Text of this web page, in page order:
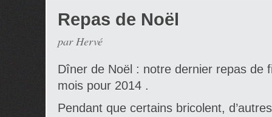
Repas de Noël
par Hervé
Dîner de Noël : notre dernier repas de
mois pour 2014 .
Pendant que certains bricolent, d’autres